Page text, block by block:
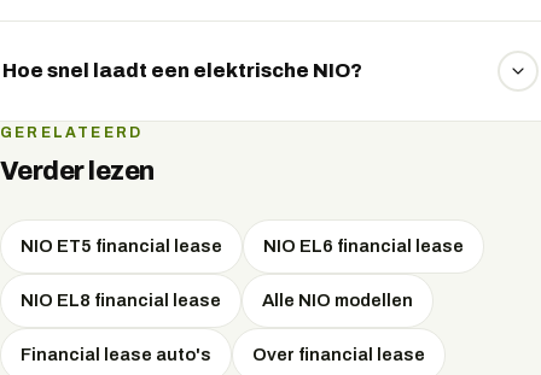
accupakket, met behoud van minimaal 70% capaciteit.
Hoe snel laadt een elektrische NIO?
De snelste NIO-modellen laden aan een snellader met
pieken tot 180 kW DC, goed om onderweg in korte tijd
met wisselstroom.
GERELATEERD
Verder lezen
NIO ET5 financial lease NIO EL6 financial lease
NIO EL8 financial lease Alle NIO modellen
Financial lease auto's Over financial lease